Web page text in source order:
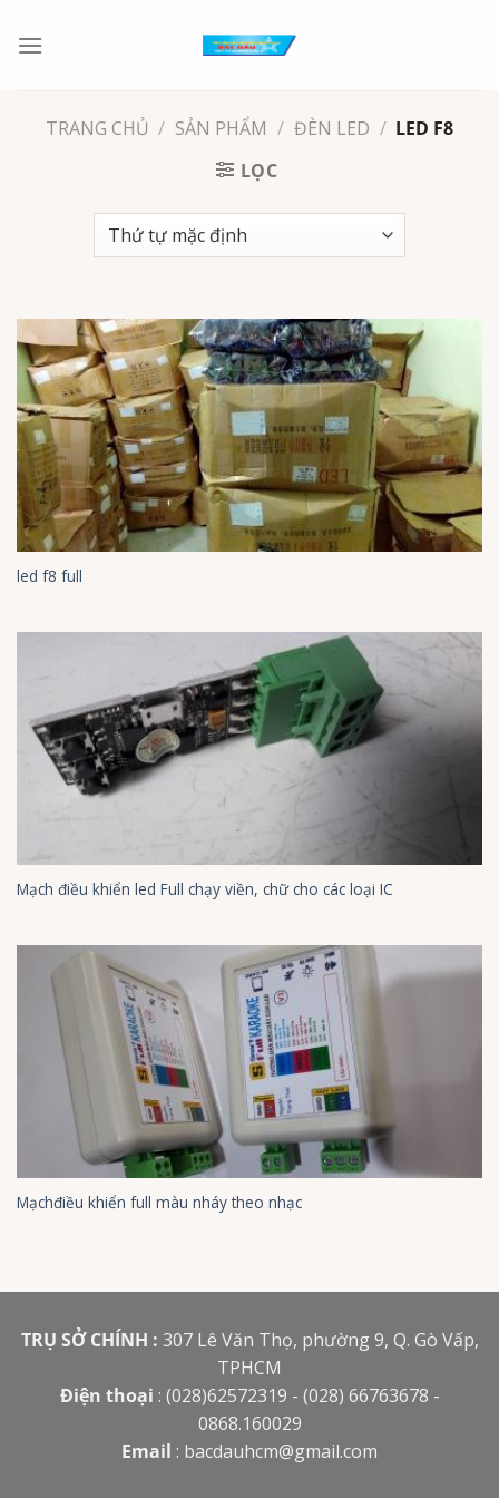
đến
TRANG CHỦ / SẢN PHẨM / ĐÈN LED / LED F8
LỌC
led f8 full
Mạch điều khiển led Full chạy viền, chữ cho các loại IC
Mạchđiều khiển full màu nháy theo nhạc
TRỤ SỞ CHÍNH : 307 Lê Văn Thọ, phường 9, Q. Gò Vấp,
TPHCM
Điện thoại : (028)62572319 - (028) 66763678 -
0868.160029
Email : bacdauhcm@gmail.com